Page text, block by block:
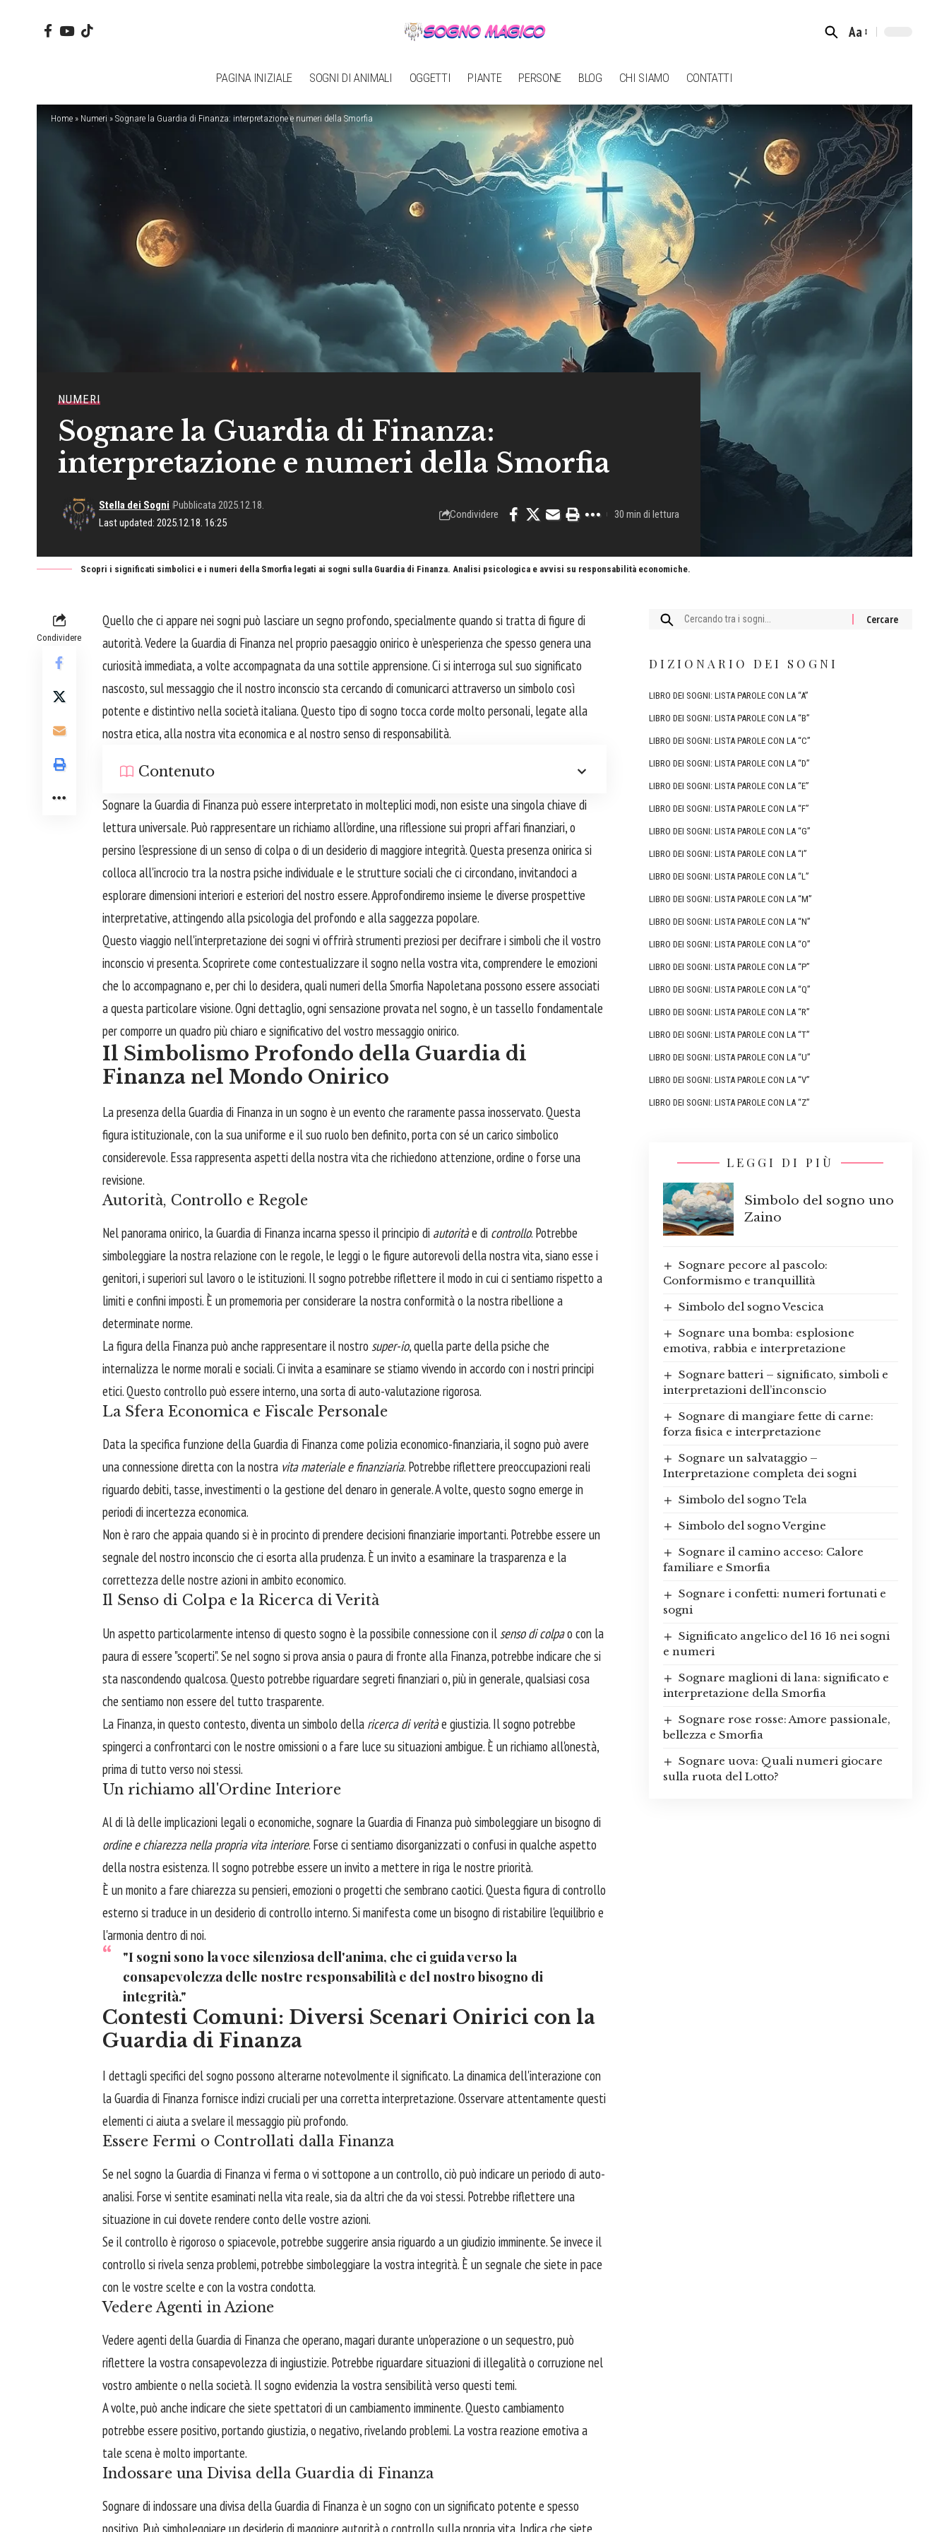
Font
Aa
PAGINA INIZIALE SOGNI DI ANIMALI OGGETTI PIANTE PERSONE BLOG CHI SIAMO CONTATTI
Home » Numeri » Sognare la Guardia di Finanza: interpretazione e numeri della Smorfia
NUMERI
Sognare la Guardia di Finanza:
interpretazione e numeri della Smorfia
Last updated: 2025.12.18. 16:25
Stella dei Sogni Pubblicata 2025.12.18.
Condividere 30 min di lettura
Scopri i significati simbolici e i numeri della Smorfia legati ai sogni sulla Guardia di Finanza. Analisi psicologica e avvisi su responsabilità economiche.
Condividere
Quello che ci appare nei sogni può lasciare un segno profondo, specialmente quando si tratta di figure di
autorità. Vedere la Guardia di Finanza nel proprio paesaggio onirico è un’esperienza che spesso genera una
curiosità immediata, a volte accompagnata da una sottile apprensione. Ci si interroga sul suo significato
nascosto, sul messaggio che il nostro inconscio sta cercando di comunicarci attraverso un simbolo così
potente e distintivo nella società italiana. Questo tipo di sogno tocca corde molto personali, legate alla
nostra etica, alla nostra vita economica e al nostro senso di responsabilità.
Contenuto
Sognare la Guardia di Finanza può essere interpretato in molteplici modi, non esiste una singola chiave di
lettura universale. Può rappresentare un richiamo all'ordine, una riflessione sui propri affari finanziari, o
persino l'espressione di un senso di colpa o di un desiderio di maggiore integrità. Questa presenza onirica si
colloca all'incrocio tra la nostra psiche individuale e le strutture sociali che ci circondano, invitandoci a
esplorare dimensioni interiori e esteriori del nostro essere. Approfondiremo insieme le diverse prospettive
interpretative, attingendo alla psicologia del profondo e alla saggezza popolare.
Questo viaggio nell'interpretazione dei sogni vi offrirà strumenti preziosi per decifrare i simboli che il vostro
inconscio vi presenta. Scoprirete come contestualizzare il sogno nella vostra vita, comprendere le emozioni
che lo accompagnano e, per chi lo desidera, quali numeri della Smorfia Napoletana possono essere associati
a questa particolare visione. Ogni dettaglio, ogni sensazione provata nel sogno, è un tassello fondamentale
per comporre un quadro più chiaro e significativo del vostro messaggio onirico.
Il Simbolismo Profondo della Guardia di
Finanza nel Mondo Onirico
La presenza della Guardia di Finanza in un sogno è un evento che raramente passa inosservato. Questa
figura istituzionale, con la sua uniforme e il suo ruolo ben definito, porta con sé un carico simbolico
considerevole. Essa rappresenta aspetti della nostra vita che richiedono attenzione, ordine o forse una
revisione.
Autorità, Controllo e Regole
Nel panorama onirico, la Guardia di Finanza incarna spesso il principio di autoritàe di controllo. Potrebbe
simboleggiare la nostra relazione con le regole, le leggi o le figure autorevoli della nostra vita, siano esse i
genitori, i superiori sul lavoro o le istituzioni. Il sogno potrebbe riflettere il modo in cui ci sentiamo rispetto a
limiti e confini imposti. È un promemoria per considerare la nostra conformità o la nostra ribellione a
determinate norme.
La figura della Finanza può anche rappresentare il nostro super-io, quella parte della psiche che
internalizza le norme morali e sociali. Ci invita a esaminare se stiamo vivendo in accordo con i nostri principi
etici. Questo controllo può essere interno, una sorta di auto-valutazione rigorosa.
La Sfera Economica e Fiscale Personale
Data la specifica funzione della Guardia di Finanza come polizia economico-finanziaria, il sogno può avere
una connessione diretta con la nostra vita materiale e finanziaria. Potrebbe riflettere preoccupazioni reali
riguardo debiti, tasse, investimenti o la gestione del denaro in generale. A volte, questo sogno emerge in
periodi di incertezza economica.
Non è raro che appaia quando si è in procinto di prendere decisioni finanziarie importanti. Potrebbe essere un
segnale del nostro inconscio che ci esorta alla prudenza. È un invito a esaminare la trasparenza e la
correttezza delle nostre azioni in ambito economico.
Il Senso di Colpa e la Ricerca di Verità
Un aspetto particolarmente intenso di questo sogno è la possibile connessione con il senso di colpao con la
paura di essere "scoperti". Se nel sogno si prova ansia o paura di fronte alla Finanza, potrebbe indicare che si
sta nascondendo qualcosa. Questo potrebbe riguardare segreti finanziari o, più in generale, qualsiasi cosa
che sentiamo non essere del tutto trasparente.
La Finanza, in questo contesto, diventa un simbolo della ricerca di veritàe giustizia. Il sogno potrebbe
spingerci a confrontarci con le nostre omissioni o a fare luce su situazioni ambigue. È un richiamo all'onestà,
prima di tutto verso noi stessi.
Un richiamo all'Ordine Interiore
Al di là delle implicazioni legali o economiche, sognare la Guardia di Finanza può simboleggiare un bisogno di
ordine e chiarezza nella propria vita interiore. Forse ci sentiamo disorganizzati o confusi in qualche aspetto
della nostra esistenza. Il sogno potrebbe essere un invito a mettere in riga le nostre priorità.
È un monito a fare chiarezza su pensieri, emozioni o progetti che sembrano caotici. Questa figura di controllo
esterno si traduce in un desiderio di controllo interno. Si manifesta come un bisogno di ristabilire l'equilibrio e
l'armonia dentro di noi.
"I sogni sono la voce silenziosa dell'anima, che ci guida verso la
consapevolezza delle nostre responsabilità e del nostro bisogno di
integrità."
Contesti Comuni: Diversi Scenari Onirici con la
Guardia di Finanza
I dettagli specifici del sogno possono alterarne notevolmente il significato. La dinamica dell'interazione con
la Guardia di Finanza fornisce indizi cruciali per una corretta interpretazione. Osservare attentamente questi
elementi ci aiuta a svelare il messaggio più profondo.
Essere Fermi o Controllati dalla Finanza
Se nel sogno la Guardia di Finanza vi ferma o vi sottopone a un controllo, ciò può indicare un periodo di auto-
analisi. Forse vi sentite esaminati nella vita reale, sia da altri che da voi stessi. Potrebbe riflettere una
situazione in cui dovete rendere conto delle vostre azioni.
Se il controllo è rigoroso o spiacevole, potrebbe suggerire ansia riguardo a un giudizio imminente. Se invece il
controllo si rivela senza problemi, potrebbe simboleggiare la vostra integrità. È un segnale che siete in pace
con le vostre scelte e con la vostra condotta.
Vedere Agenti in Azione
Vedere agenti della Guardia di Finanza che operano, magari durante un'operazione o un sequestro, può
riflettere la vostra consapevolezza di ingiustizie. Potrebbe riguardare situazioni di illegalità o corruzione nel
vostro ambiente o nella società. Il sogno evidenzia la vostra sensibilità verso questi temi.
A volte, può anche indicare che siete spettatori di un cambiamento imminente. Questo cambiamento
potrebbe essere positivo, portando giustizia, o negativo, rivelando problemi. La vostra reazione emotiva a
tale scena è molto importante.
Indossare una Divisa della Guardia di Finanza
Sognare di indossare una divisa della Guardia di Finanza è un sogno con un significato potente e spesso
positivo. Può simboleggiare un desiderio di maggiore autorità o controllo sulla propria vita. Indica che siete
Cercare:
DIZIONARIO DEI SOGNI
LIBRO DEI SOGNI: LISTA PAROLE CON LA “A”
LIBRO DEI SOGNI: LISTA PAROLE CON LA “B”
LIBRO DEI SOGNI: LISTA PAROLE CON LA “C”
LIBRO DEI SOGNI: LISTA PAROLE CON LA “D”
LIBRO DEI SOGNI: LISTA PAROLE CON LA “E”
LIBRO DEI SOGNI: LISTA PAROLE CON LA “F”
LIBRO DEI SOGNI: LISTA PAROLE CON LA “G”
LIBRO DEI SOGNI: LISTA PAROLE CON LA “I”
LIBRO DEI SOGNI: LISTA PAROLE CON LA “L”
LIBRO DEI SOGNI: LISTA PAROLE CON LA “M”
LIBRO DEI SOGNI: LISTA PAROLE CON LA “N”
LIBRO DEI SOGNI: LISTA PAROLE CON LA “O”
LIBRO DEI SOGNI: LISTA PAROLE CON LA “P”
LIBRO DEI SOGNI: LISTA PAROLE CON LA “Q”
LIBRO DEI SOGNI: LISTA PAROLE CON LA “R”
LIBRO DEI SOGNI: LISTA PAROLE CON LA “T”
LIBRO DEI SOGNI: LISTA PAROLE CON LA “U”
LIBRO DEI SOGNI: LISTA PAROLE CON LA “V”
LIBRO DEI SOGNI: LISTA PAROLE CON LA “Z”
LEGGI DI PIÙ
Simbolo del sogno uno
Zaino
Sognare pecore al pascolo:
Conformismo e tranquillità
Simbolo del sogno Vescica
Sognare una bomba: esplosione
emotiva, rabbia e interpretazione
Sognare batteri – significato, simboli e
interpretazioni dell’inconscio
Sognare di mangiare fette di carne:
forza fisica e interpretazione
Sognare un salvataggio –
Interpretazione completa dei sogni
Simbolo del sogno Tela
Simbolo del sogno Vergine
Sognare il camino acceso: Calore
familiare e Smorfia
Sognare i confetti: numeri fortunati e
sogni
Significato angelico del 16 16 nei sogni
e numeri
Sognare maglioni di lana: significato e
interpretazione della Smorfia
Sognare rose rosse: Amore passionale,
bellezza e Smorfia
Sognare uova: Quali numeri giocare
sulla ruota del Lotto?